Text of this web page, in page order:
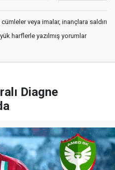
veya imalar, inançlara saldırı
harflerle yazılmış yorumlar
Diagne